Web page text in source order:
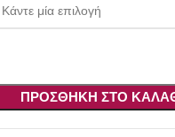
ΠΡΟΣΘΉΚΗ ΣΤΟ